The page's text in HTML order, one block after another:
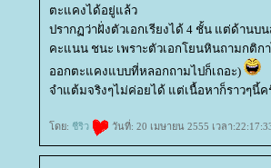
ตะแคงได้อยู่แล้ว
ปรากฏว่าฝั่งตัวเอกเรียงได้ 4 ชั้น แต่ด้านบ
คะแนน ชนะ เพราะตัวเอกโยนหินถามกติ
ออกตะแคงแบบที่หลอกถามไปก็เถอะ)
จำแต้มจริงๆไม่ค่อยได้ แต่เนื้อหาก็ราวๆนี้ค
ดย: ชีริว วันที่: 20 เมษายน 2555 เวลา